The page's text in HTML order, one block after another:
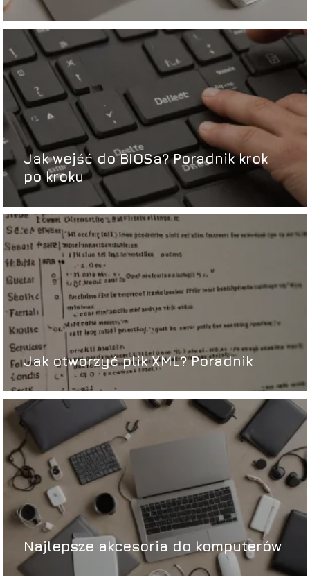
Jak wejść do BIOSa? Poradnik krok
po kroku
Jak otworzyć plik XML? Poradnik
Najlepsze akcesoria do komputerów